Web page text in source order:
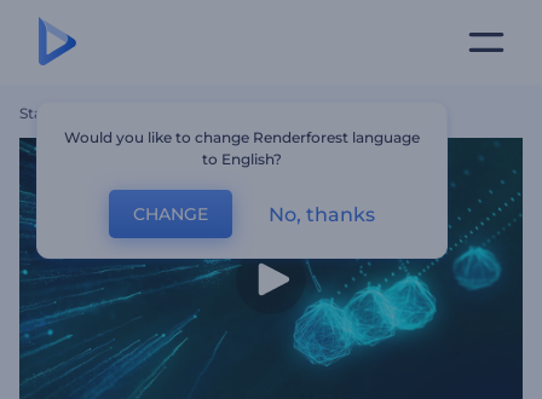
Startseite
Would you like to change Renderforest language
to English?
CHANGE No, thanks